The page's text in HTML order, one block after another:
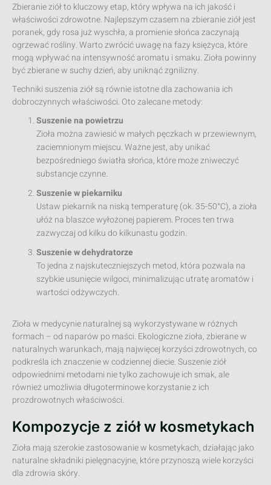
Zbieranie ziół to kluczowy etap, który wpływa na ich jakość i
właściwości zdrowotne. Najlepszym czasem na zbieranie ziół jest
poranek, gdy rosa już wyschła, a promienie słońca zaczynają
ogrzewać rośliny. Warto zwrócić uwagę na fazy księżyca, które
mogą wpływać na intensywność aromatu i smaku. Zioła powinny
być zbierane w suchy dzień, aby uniknąć zgnilizny.
Techniki suszenia ziół są równie istotne dla zachowania ich
dobroczynnych właściwości. Oto zalecane metody:
Suszenie na powietrzu
Zioła można zawiesić w małych pęczkach w przewiewnym,
zaciemnionym miejscu. Ważne jest, aby unikać
bezpośredniego światła słońca, które może zniweczyć
substancje czynne.
Suszenie w piekarniku
Ustaw piekarnik na niską temperaturę (ok. 35-50°C), a zioła
ułóż na blaszce wyłożonej papierem. Proces ten trwa
zazwyczaj od kilku do kilkunastu godzin.
Suszenie w dehydratorze
To jedna z najskuteczniejszych metod, która pozwala na
szybkie usunięcie wilgoci, minimalizując utratę aromatów i
wartości odżywczych.
Zioła w medycynie naturalnej są wykorzystywane w różnych
formach – od naparów po maści. Ekologiczne zioła, zbierane w
naturalnych warunkach, mają najwięcej korzyści zdrowotnych, co
podkreśla ich znaczenie w codziennej diecie. Suszenie ziół
odpowiednimi metodami nie tylko zachowuje ich smak, ale
również umożliwia długoterminowe korzystanie z ich
prozdrowotnych właściwości.
Kompozycje z ziół w kosmetykach
Zioła mają szerokie zastosowanie w kosmetykach, działając jako
naturalne składniki pielęgnacyjne, które przynoszą wiele korzyści
dla zdrowia skóry.